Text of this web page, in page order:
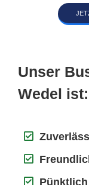
Unser
Wedel ist:
Pünktlich